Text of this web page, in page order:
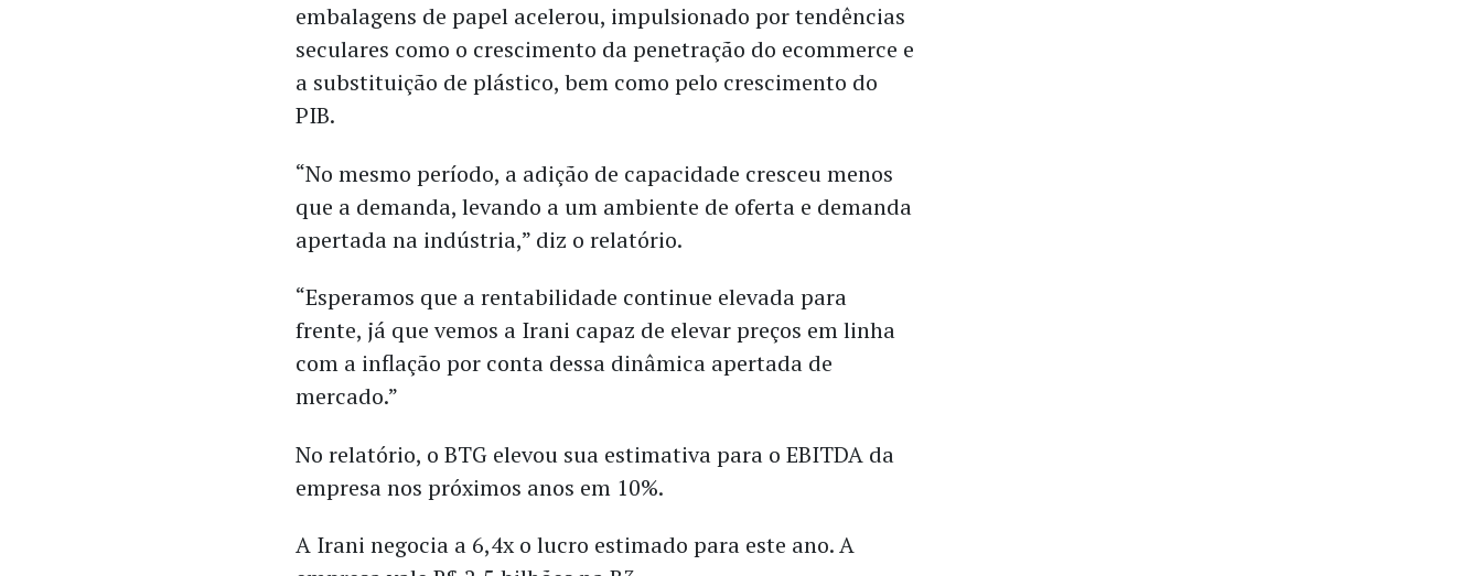
embalagens de papel acelerou, impulsionado por tendências
seculares como o crescimento da penetração do ecommerce e
a substituição de plástico, bem como pelo crescimento do
PIB.
“No mesmo período, a adição de capacidade cresceu menos
que a demanda, levando a um ambiente de oferta e demanda
apertada na indústria,” diz o relatório.
“Esperamos que a rentabilidade continue elevada para
frente, já que vemos a Irani capaz de elevar preços em linha
com a inflação por conta dessa dinâmica apertada de
mercado.”
No relatório, o BTG elevou sua estimativa para o EBITDA da
empresa nos próximos anos em 10%.
A Irani negocia a 6,4x o lucro estimado para este ano. A